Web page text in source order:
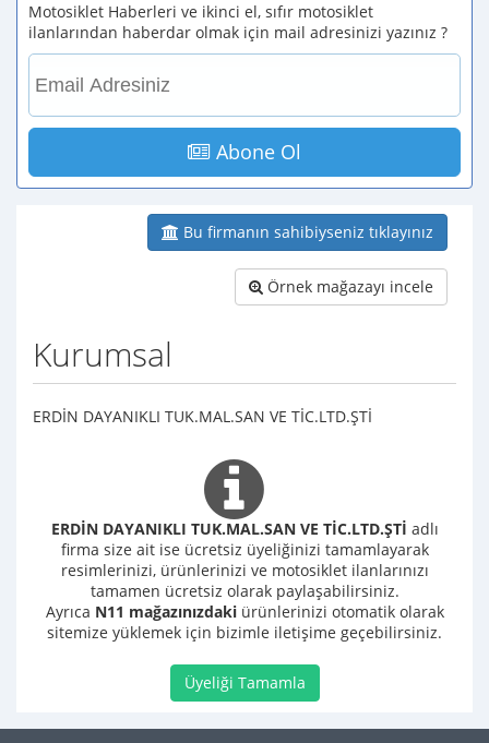
Motosiklet Haberleri ve ikinci el, sıfır motosiklet
ilanlarından haberdar olmak için mail adresinizi yazınız ?
Abone Ol
Bu firmanın sahibiyseniz tıklayınız
Örnek mağazayı incele
Kurumsal
ERDİN DAYANIKLI TUK.MAL.SAN VE TİC.LTD.ŞTİ
ERDİN DAYANIKLI TUK.MAL.SAN VE TİC.LTD.ŞTİ adlı
firma size ait ise ücretsiz üyeliğinizi tamamlayarak
resimlerinizi, ürünlerinizi ve motosiklet ilanlarınızı
tamamen ücretsiz olarak paylaşabilirsiniz.
Ayrıca N11 mağazınızdakiürünlerinizi otomatik olarak
sitemize yüklemek için bizimle iletişime geçebilirsiniz.
Üyeliği Tamamla